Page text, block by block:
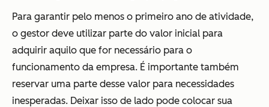
Para garantir pelo menos o primeiro ano de atividade,
o gestor deve utilizar parte do valor inicial para
adquirir aquilo que for necessário para o
funcionamento da empresa. É importante também
reservar uma parte desse valor para necessidades
inesperadas. Deixar isso de lado pode colocar sua